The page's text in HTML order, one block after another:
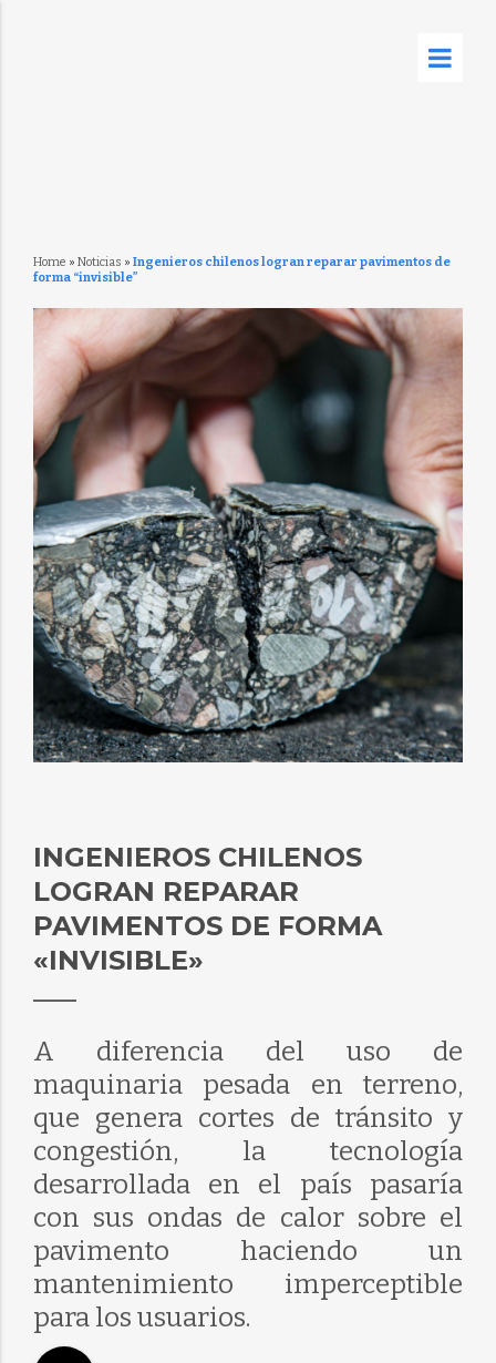
Home » Noticias » Ingenieros chilenos logran reparar pavimentos de
forma “invisible”
INGENIEROS CHILENOS
LOGRAN REPARAR
PAVIMENTOS DE FORMA
«INVISIBLE»
A diferencia del uso de
maquinaria pesada en terreno,
que genera cortes de tránsito y
congestión, la tecnología
desarrollada en el país pasaría
con sus ondas de calor sobre el
pavimento haciendo un
mantenimiento imperceptible
para los usuarios.